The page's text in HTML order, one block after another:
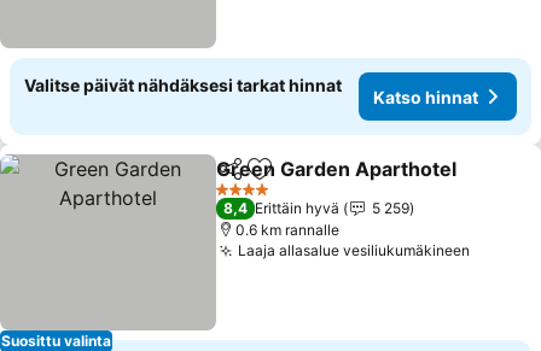
Valitse päivät nähdäksesi tarkat hinnat
Katso hinnat
Suosittu valinta
Jaa Lisää suosikkeihin
Green Garden Aparthotel
4 Tähtiluokitus
8,4 Erittäin hyvä
5 259
0.6 km rannalle
Laaja allasalue vesiliukumäkineen